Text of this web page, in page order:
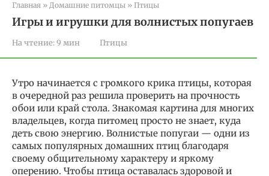
Главная » Домашние питомцы » Птицы
Игры и игрушки для волнистых попугаев
На чтение:9 мин Птицы
Утро начинается с громкого крика птицы, которая
в очередной раз решила проверить на прочность
обои или край стола. Знакомая картина для многих
владельцев, когда питомец просто не знает, куда
деть свою энергию. Волнистые попугаи — одни из
самых популярных домашних птиц благодаря
своему общительному характеру и яркому
оперению. Чтобы птица оставалась здоровой и